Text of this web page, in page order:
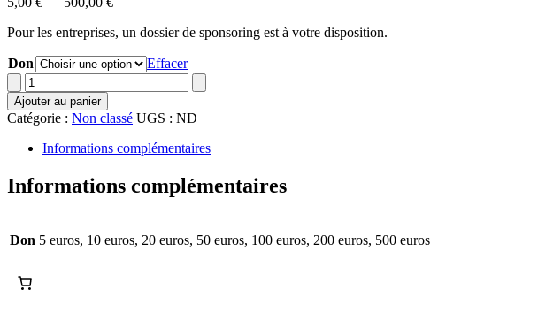
prix :
à
Pour les entreprises, un dossier de sponsoring est à votre disposition.
Don
Effacer
quantité
de
Don
Ajouter au panier
Catégorie : Non classé UGS : ND
Informations complémentaires
Informations complémentaires
Don 5 euros, 10 euros, 20 euros, 50 euros, 100 euros, 200 euros, 500 euros